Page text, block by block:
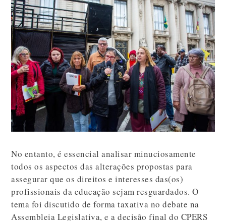
No entanto, é essencial analisar minuciosamente
todos os aspectos das alterações propostas para
assegurar que os direitos e interesses das(os)
profissionais da educação sejam resguardados. O
tema foi discutido de forma taxativa no debate na
Assembleia Legislativa, e a decisão final do CPERS